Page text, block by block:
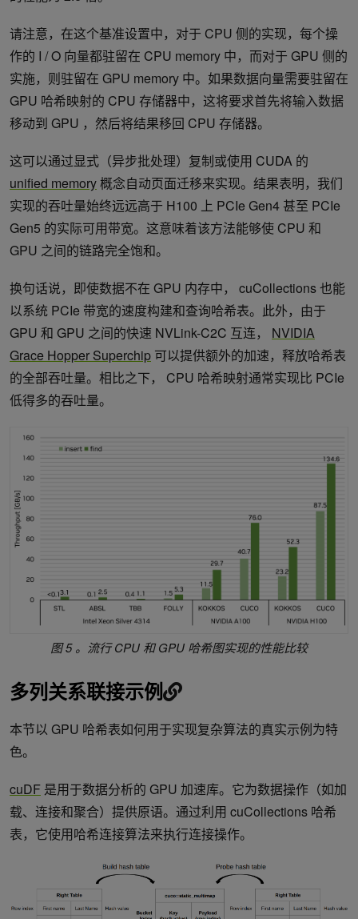
请注意，在这个基准设置中，对于 CPU 侧的实现，每个操
作的 I / O 向量都驻留在 CPU memory 中，而对于 GPU 侧的
实施，则驻留在 GPU memory 中。如果数据向量需要驻留在
GPU 哈希映射的 CPU 存储器中，这将要求首先将输入数据
移动到 GPU ，然后将结果移回 CPU 存储器。
这可以通过显式（异步批处理）复制或使用 CUDA 的
unified memory概念自动页面迁移来实现。结果表明，我们
实现的吞吐量始终远远高于 H100 上 PCIe Gen4 甚至 PCIe
Gen5 的实际可用带宽。这意味着该方法能够使 CPU 和
GPU 之间的链路完全饱和。
换句话说，即使数据不在 GPU 内存中， cuCollections 也能
以系统 PCIe 带宽的速度构建和查询哈希表。此外，由于
GPU 和 GPU 之间的快速 NVLink-C2C 互连， NVIDIA
Grace Hopper Superchip 可以提供额外的加速，释放哈希表
的全部吞吐量。相比之下， CPU 哈希映射通常实现比 PCIe
低得多的吞吐量。
图 5 。流行 CPU 和 GPU 哈希图实现的性能比较
多列关系联接示例
本节以 GPU 哈希表如何用于实现复杂算法的真实示例为特
色。
cuDF 是用于数据分析的 GPU 加速库。它为数据操作（如加
载、连接和聚合）提供原语。通过利用 cuCollections 哈希
表，它使用哈希连接算法来执行连接操作。